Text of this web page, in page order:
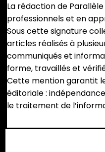
La rédaction de
professionnels et en
Sous cette signature
articles réalisés à
communiqués et
forme, travaillés et
Cette mention garantit
éditoriale :
le traitement de